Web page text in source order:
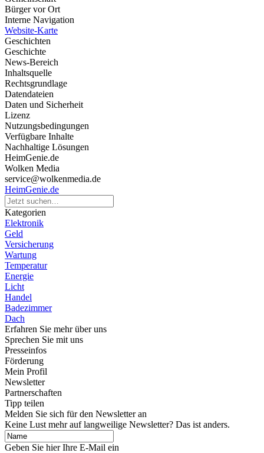
Bürger vor Ort
Interne Navigation
Website-Karte
Geschichten
Geschichte
News-Bereich
Inhaltsquelle
Rechtsgrundlage
Datendateien
Daten und Sicherheit
Lizenz
Nutzungsbedingungen
Verfügbare Inhalte
Nachhaltige Lösungen
HeimGenie.de
Wolken Media
service@wolkenmedia.de
HeimGenie.de
Kategorien
Elektronik
Geld
Versicherung
Wartung
Temperatur
Energie
Licht
Handel
Badezimmer
Dach
Erfahren Sie mehr über uns
Sprechen Sie mit uns
Presseinfos
Förderung
Mein Profil
Newsletter
Partnerschaften
Tipp teilen
Melden Sie sich für den Newsletter an
Keine Lust mehr auf langweilige Newsletter? Das ist anders.
Geben Sie hier Ihre E-Mail ein